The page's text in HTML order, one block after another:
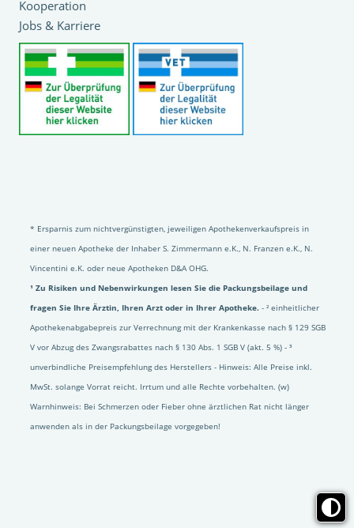
Kooperation
Jobs & Karriere
* Ersparnis zum nichtvergünstigten, jeweiligen Apothekenverkaufspreis in
einer neuen Apotheke der Inhaber S. Zimmermann e.K., N. Franzen e.K., N.
Vincentini e.K. oder neue Apotheken D&A OHG.
¹ Zu Risiken und Nebenwirkungen lesen Sie die Packungsbeilage und
fragen Sie Ihre Ärztin, Ihren Arzt oder in Ihrer Apotheke. - ² einheitlicher
Apothekenabgabepreis zur Verrechnung mit der Krankenkasse nach § 129 SGB
V vor Abzug des Zwangsrabattes nach § 130 Abs. 1 SGB V (akt. 5 %) - ³
unverbindliche Preisempfehlung des Herstellers - Hinweis: Alle Preise inkl.
MwSt. solange Vorrat reicht. Irrtum und alle Rechte vorbehalten. (w)
Warnhinweis: Bei Schmerzen oder Fieber ohne ärztlichen Rat nicht länger
anwenden als in der Packungsbeilage vorgegeben!